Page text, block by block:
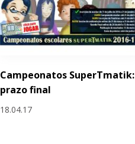
Campeonatos SuperTmatik:
prazo final
18.04.17